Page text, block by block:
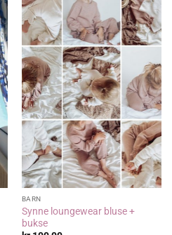
BARN
Synne loungewear bluse +
bukse